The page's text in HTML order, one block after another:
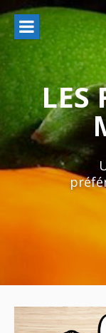
Aller
au
contenu
LES